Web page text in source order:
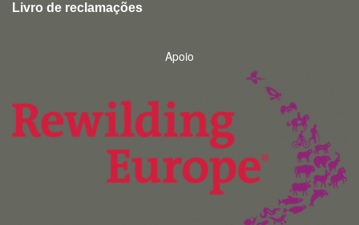
Livro de reclamações
Apoio